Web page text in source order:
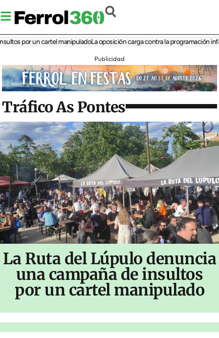
por un cartel manipuladoLa oposición carga contra la programación infantil
Publicidad
Tráfico As Pontes
La Ruta del Lúpulo denuncia
una campaña de insultos
por un cartel manipulado